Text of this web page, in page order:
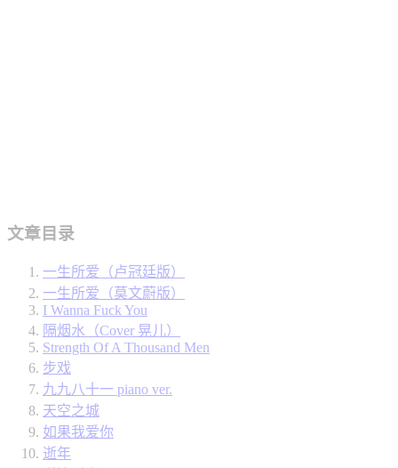
文章目录
一生所爱（卢冠廷版）
一生所爱（莫文蔚版）
I Wanna Fuck You
隔烟水（Cover 晃儿）
Strength Of A Thousand Men
步戏
九九八十一 piano ver.
天空之城
如果我爱你
逝年